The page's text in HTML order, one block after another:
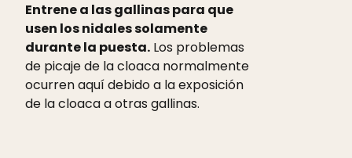
Entrene a las gallinas para que
usen los nidales solamente
durante la puesta. Los problemas
de picaje de la cloaca normalmente
ocurren aquí debido a la exposición
de la cloaca a otras gallinas.